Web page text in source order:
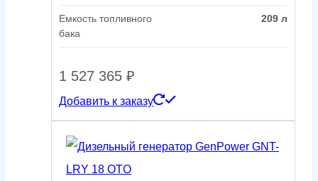
Емкость топливного
бака
209 л
1 527 365 ₽
Добавить к заказу